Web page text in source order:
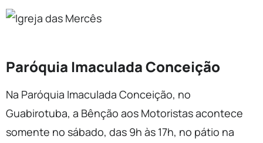
Paróquia Imaculada Conceição
Na Paróquia Imaculada Conceição, no
Guabirotuba, a Bênção aos Motoristas acontece
somente no sábado, das 9h às 17h, no pátio na